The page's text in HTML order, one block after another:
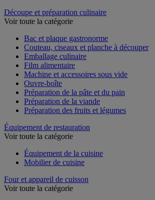
Découpe et préparation culinaire
Voir toute la catégorie
Bac et plaque gastronorme
Couteau, ciseaux et planche à découper
Emballage culinaire
Film alimentaire
Machine et accessoires sous vide
Ouvre-boîte
Préparation de la pâte et du pain
Préparation de la viande
Préparation des fruits et légumes
Équipement de restauration
Voir toute la catégorie
Équipement de la cuisine
Mobilier de cuisine
Four et appareil de cuisson
Voir toute la catégorie